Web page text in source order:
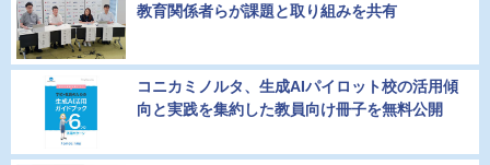
教育関係者らが課題と取り組みを共有
コニカミノルタ、生成AIパイロット校の活用傾
向と実践を集約した教員向け冊子を無料公開